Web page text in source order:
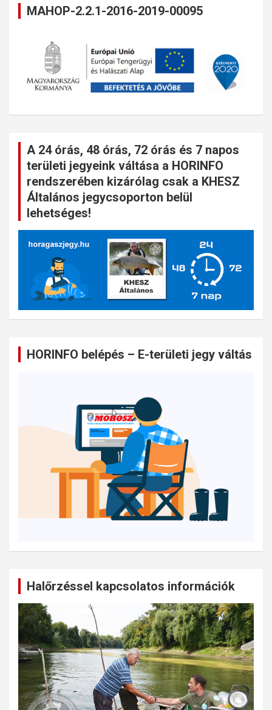
MAHOP-2.2.1-2016-2019-00095
A 24 órás, 48 órás, 72 órás és 7 napos
területi jegyeink váltása a HORINFO
rendszerében kizárólag csak a KHESZ
Általános jegycsoporton belül
lehetséges!
HORINFO belépés – E-területi jegy váltás
Halőrzéssel kapcsolatos információk